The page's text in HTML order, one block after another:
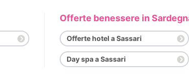
Offerte benessere in
Offerte hotel a Sassari
Day spa a Sassari